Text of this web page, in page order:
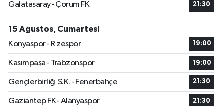
Galatasaray - Çorum FK
21:30
15 Ağustos, Cumartesi
Konyaspor - Rizespor
19:00
Kasımpaşa - Trabzonspor 19:00
Gençlerbirliği S.K. - Fenerbahçe 21:30
Gaziantep FK - Alanyaspor 21:30